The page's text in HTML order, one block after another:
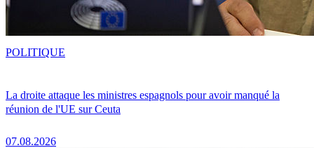
La droite attaque les ministres espagnols pour avoir manqué la
réunion de l'UE sur Ceuta
07.08.2026
POLITIQUE